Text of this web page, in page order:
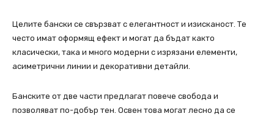
Целите бански се свързват с елегантност и изисканост. Те
често имат оформящ ефект и могат да бъдат както
класически, така и много модерни с изрязани елементи,
асиметрични линии и декоративни детайли.
Банските от две части предлагат повече свобода и
позволяват по-добър тен. Освен това могат лесно да се